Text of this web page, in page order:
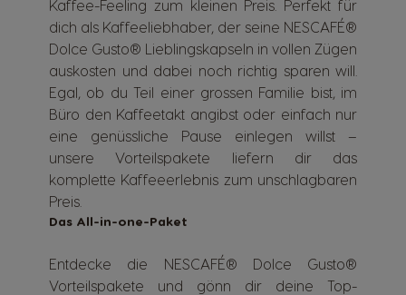
Kaffee-Feeling zum kleinen Preis. Perfekt für
dich als Kaffeeliebhaber, der seine NESCAFÉ®
Dolce Gusto® Lieblingskapseln in vollen Zügen
auskosten und dabei noch richtig sparen will.
Egal, ob du Teil einer grossen Familie bist, im
Büro den Kaffeetakt angibst oder einfach nur
eine genüssliche Pause einlegen willst –
unsere Vorteilspakete liefern dir das
komplette Kaffeeerlebnis zum unschlagbaren
Preis.
Das All-in-one-Paket
Entdecke die NESCAFÉ® Dolce Gusto®
Vorteilspakete und gönn dir deine Top-